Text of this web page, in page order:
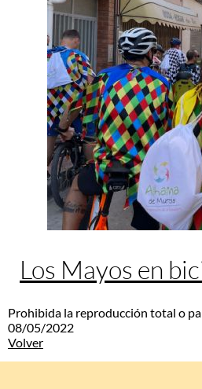
Los Mayos en
Prohibida la reproducción total o
08/05/2022
Volver